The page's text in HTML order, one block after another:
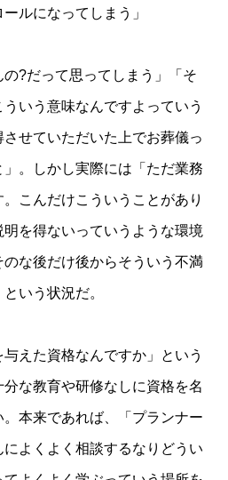
ルになってしまう」
の?だって思ってしまう」「そ
いう意味なんですよっていう
せていただいた上でお葬儀っ
。しかし実際には「ただ業務
こんだけこういうことがあり
を得ないっていうような環境
な後だけ後からそういう不満
いう状況だ。
与えた資格なんですか」という
な教育や研修なしに資格を名
本来であれば、「プランナー
よくよく相談するなりどうい